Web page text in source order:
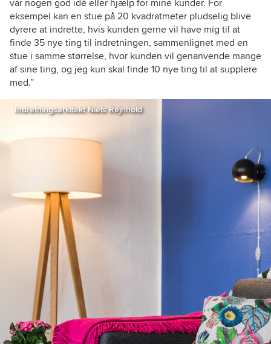
var nogen god idé eller hjælp for mine kunder. For
eksempel kan en stue på 20 kvadratmeter pludselig blive
dyrere at indrette, hvis kunden gerne vil have mig til at
finde 35 nye ting til indretningen, sammenlignet med en
stue i samme størrelse, hvor kunden vil genanvende mange
af sine ting, og jeg kun skal finde 10 nye ting til at supplere
med.”
Indretningsarkitekt Niels Rejnhold